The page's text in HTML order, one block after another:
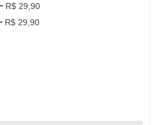
- R$ 29,90
- R$ 29,90